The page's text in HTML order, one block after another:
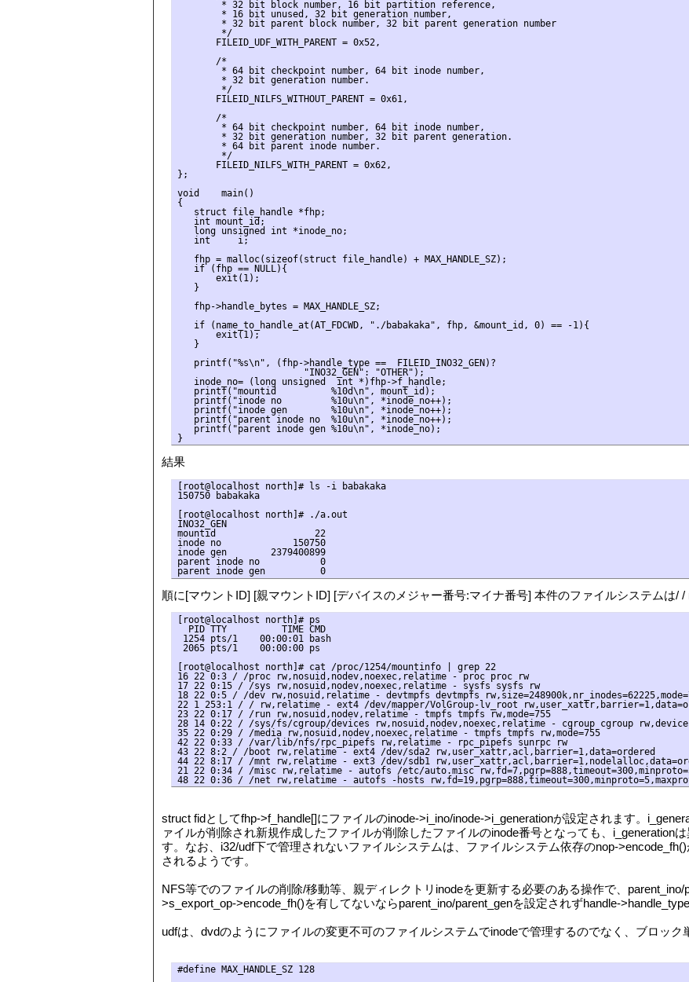
        * 32 bit block number, 16 bit partition reference,
        * 16 bit unused, 32 bit generation number,
        * 32 bit parent block number, 32 bit parent generation number
        */
       FILEID_UDF_WITH_PARENT = 0x52,
       /*
        * 64 bit checkpoint number, 64 bit inode number,
        * 32 bit generation number.
        */
       FILEID_NILFS_WITHOUT_PARENT = 0x61,
       /*
        * 64 bit checkpoint number, 64 bit inode number,
        * 32 bit generation number, 32 bit parent generation.
        * 64 bit parent inode number.
        */
       FILEID_NILFS_WITH_PARENT = 0x62,
};
void    main()
{
   struct file_handle *fhp;
   int mount_id;
   long unsigned int *inode_no;
   int     i;
   fhp = malloc(sizeof(struct file_handle) + MAX_HANDLE_SZ);
   if (fhp == NULL){
       exit(1);
   }
   fhp->handle_bytes = MAX_HANDLE_SZ;
   if (name_to_handle_at(AT_FDCWD, "./babakaka", fhp, &mount_id, 0) == -1){
       exit(1);
   }
   printf("%s\n", (fhp->handle_type ==  FILEID_INO32_GEN)?
                       "INO32_GEN": "OTHER");
   inode_no= (long unsigned  int *)fhp->f_handle;
   printf("mountid          %10d\n", mount_id);
   printf("inode no         %10u\n", *inode_no++);
   printf("inode gen        %10u\n", *inode_no++);
   printf("parent inode no  %10u\n", *inode_no++);
   printf("parent inode gen %10u\n", *inode_no);
結果
[root@localhost north]# ls -i babakaka
150750 babakaka
[root@localhost north]# ./a.out
INO32_GEN
mountid                  22
inode no             150750
inode gen        2379400899
parent inode no           0
parent inode gen          0
順に[マウントID] [親マウントID] [デバイスのメジャー番号:マイナ番号] 本件のファイルシステムは/ /
[root@localhost north]# ps
  PID TTY          TIME CMD
1254 pts/1    00:00:01 bash
2065 pts/1    00:00:00 ps
[root@localhost north]# cat /proc/1254/mountinfo | grep 22
16 22 0:3 / /proc rw,nosuid,nodev,noexec,relatime - proc proc rw
17 22 0:15 / /sys rw,nosuid,nodev,noexec,relatime - sysfs sysfs rw
18 22 0:5 / /dev rw,nosuid,relatime - devtmpfs devtmpfs
22 1 253:1 / / rw,relatime - ext4 /dev/mapper/VolGroup-lv_root
23 22 0:17 / /run rw,nosuid,nodev,relatime - tmpfs tmpfs rw,mode=755
28 14 0:22 / /sys/fs/cgroup/devices rw,nosuid,nodev,noexec,relatime - cgroup cgroup
35 22 0:29 / /media rw,nosuid,nodev,noexec,relatime - tmpfs tmpfs rw,mode=755
42 22 0:33 / /var/lib/nfs/rpc_pipefs rw,relatime - rpc_pipefs sunrpc rw
43 22 8:2 / /boot rw,relatime - ext4 /dev/sda2 rw,user_xattr,acl,barrier=1,data=ordered
44 22 8:17 / /mnt rw,relatime - ext3 /dev/sdb1
21 22 0:34 / /misc rw,relatime - autofs /etc/auto.misc
struct fidとしてfhp->f_handle[]にファイルのinode->i_ino/inode->i_generationが設定されます。
ァイルが削除され新規作成したファイルが削除したファイルのinode番号となっても、i_generation
す。なお、i32/udf下で管理されないファイルシステムは、ファイルシステム依存のnop-
されるようです。
NFS等でのファイルの削除/移動等、親ディレクトリinodeを更新する必要のある操作で、
>s_export_op->encode_fh()を有してないならparent_ino/parent_genを設定されずhandle-
udfは、dvdのようにファイルの変更不可のファイルシステムでinodeで管理するのでなく、ブロック
#define MAX_HANDLE_SZ 128